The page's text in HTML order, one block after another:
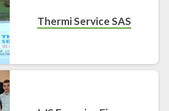
Thermi Service SAS